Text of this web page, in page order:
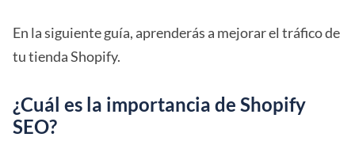
En la siguiente guía, aprenderás a mejorar el tráfico de
tu tienda Shopify.
¿Cuál es la importancia de Shopify
SEO?